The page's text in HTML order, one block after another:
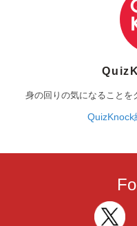
身の回りの気になることを
QuizKnock